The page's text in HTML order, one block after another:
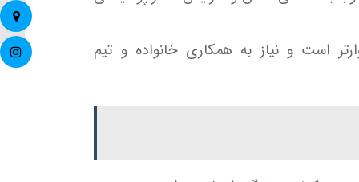
است و نیاز به همکاری خانواده و تیم